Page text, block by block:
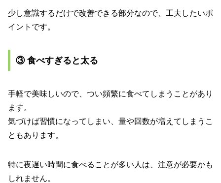
少し意識するだけで改善できる部分なので、工夫したいポ
イントです。
③ 食べすぎると太る
手軽で美味しいので、つい頻繁に食べてしまうことがあり
ます。
気づけば習慣になってしまい、量や回数が増えてしまうこ
ともあります。
特に夜遅い時間に食べることが多い人は、注意が必要かも
しれません。